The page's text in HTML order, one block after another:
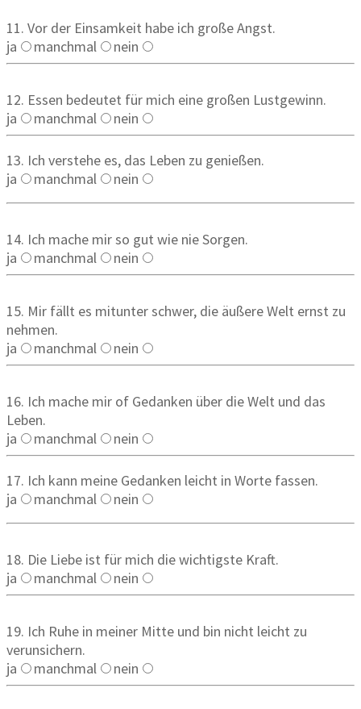
11. Vor der Einsamkeit habe ich große Angst.
ja
manchmal nein
12. Essen bedeutet für mich eine großen Lustgewinn.
ja
manchmal nein
13. Ich verstehe es, das Leben zu genießen.
ja
manchmal nein
14. Ich mache mir so gut wie nie Sorgen.
ja
manchmal nein
15. Mir fällt es mitunter schwer, die äußere Welt ernst zu
nehmen.
ja
manchmal nein
16. Ich mache mir of Gedanken über die Welt und das
Leben.
ja
manchmal nein
17. Ich kann meine Gedanken leicht in Worte fassen.
ja
manchmal nein
18. Die Liebe ist für mich die wichtigste Kraft.
ja
manchmal nein
19. Ich Ruhe in meiner Mitte und bin nicht leicht zu
verunsichern.
ja
manchmal nein